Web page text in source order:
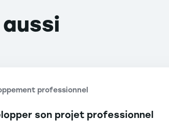
aussi
professionnel
son projet professionnel